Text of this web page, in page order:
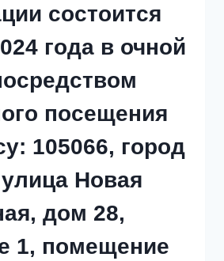
состоится
года в очной
посещения
105066, город
Новая
дом 28,
1, помещение